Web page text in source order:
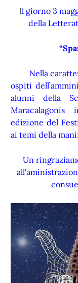
Il giorno 3
della
Nella
ospiti
alunni della
Maracalagonis
edizione del
ai temi della
Un